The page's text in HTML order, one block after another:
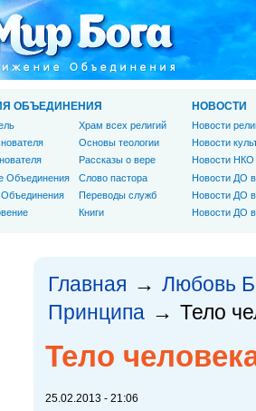
Главная → Любовь
Принципа → Тело
Тело
25.02.2013 - 21:06
ОБЪЕДИНЕНИЯ
Объединения
Храм всех религий
Основы теологии
Рассказы о вере
Слово пастора
Переводы служб
Книги
НОВОСТИ
Новости
Новости
Новости НКО
Новости ДО
Новости ДО
Новости ДО